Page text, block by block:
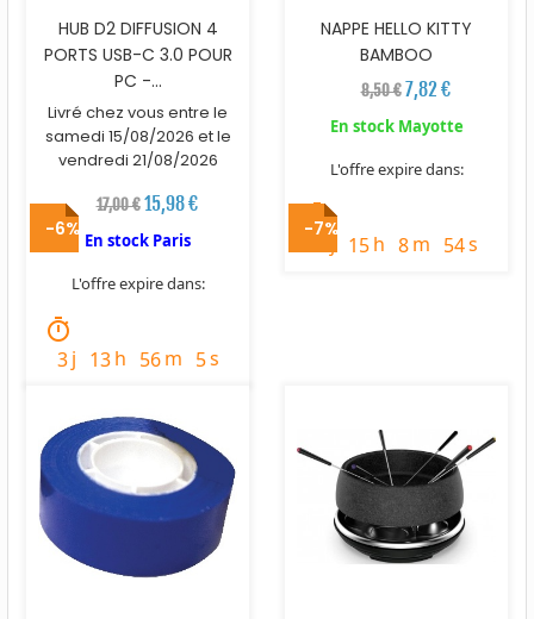
HUB D2 DIFFUSION 4
PORTS USB-C 3.0 POUR
PC -...
Livré chez vous entre le
samedi 15/08/2026 et le
vendredi 21/08/2026
17,00 € 15,98 €
En stock Paris
L'offre expire dans:
timer
3j 13h 56m 4s
NAPPE HELLO KITTY
BAMBOO
8,50 € 7,82 €
En stock Mayotte
L'offre expire dans:
timer
15h 8m 53s
-6% -7%